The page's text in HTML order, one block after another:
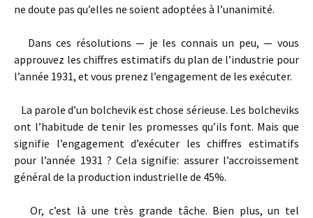
ne doute pas qu’elles ne soient adoptées à l’unanimité.
Dans ces résolutions — je les connais un peu, — vous
approuvez les chiffres estimatifs du plan de l’industrie pour
l’année 1931, et vous prenez l’engagement de les exécuter.
La parole d’un bolchevik est chose sérieuse. Les bolcheviks
ont l’habitude de tenir les promesses qu’ils font. Mais que
signifie l’engagement d’exécuter les chiffres estimatifs
pour l’année 1931 ? Cela signifie: assurer l’accroissement
général de la production industrielle de 45%.
Or, c’est là une très grande tâche. Bien plus, un tel